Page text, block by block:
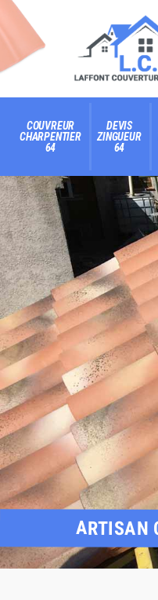
COUVREUR
CHARPENTIER
64
DEVIS
ZINGUEUR
64
ARTISAN